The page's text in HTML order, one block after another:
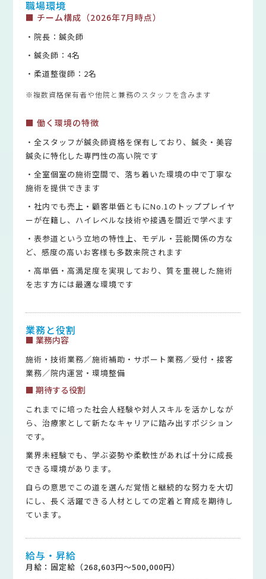
職場環境
■ チーム構成（2026年7月時点）
・院長：鍼灸師
・鍼灸師：4名
・柔道整復師：2名
※複数資格保有者や他院と兼務のスタッフを含みます
■ 働く環境の特徴
・全スタッフが鍼灸師資格を保有しており、鍼灸・美容
鍼灸に特化した専門性の高い院です
・全室個室の施術空間で、落ち着いた環境の中で丁寧な
施術を提供できます
・社内でも売上・顧客単価ともにNo.1のトッププレイヤ
ーが在籍し、ハイレベルな技術や接遇を間近で学べます
・表参道という立地の特性上、モデル・芸能関係の方な
ど、感度の高いお客様も多数来院されます
・高単価・高満足度を実現しており、質を重視した施術
を志す方には最適な環境です
業務と役割
■ 業務内容
施術・技術業務／施術補助・サポート業務／受付・接客
業務／院内運営・環境整備
■ 期待する役割
これまでに培った社会人経験や対人スキルを活かしなが
ら、治療家として新たなキャリアに踏み出すポジション
です。
業界未経験でも、学ぶ姿勢や柔軟性があれば十分に成長
できる環境があります。
自らの意思でこの道を選んだ覚悟と継続的な努力を大切
にし、長く活躍できる人材としての定着と育成を期待し
ています。
給与・昇給
月給：固定給（268,603円～500,000円）